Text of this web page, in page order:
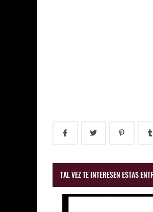
TAL VEZ TE INTERESEN ESTAS